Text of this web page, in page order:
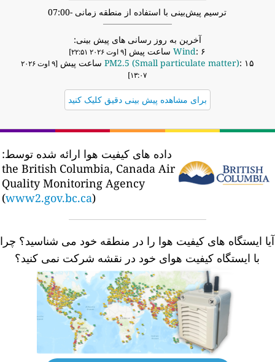
ترسیم پیش‌بینی با استفاده از منطقه زمانی -07:00
آخرین به روز رسانی های پیش بینی:
Wind : ۶ ساعت پیش [۹ اوت ۲۰۲۶ ۲۲:۵۱]
PM2.5 (Small particulate matter) : ۱۵ ساعت پیش
[۹ اوت ۲۰۲۶
۱۳:۰۷]
برای مشاهده پیش بینی دقیق کلیک کنید
داده های کیفیت هوا ارائه شده توسط:
the British Columbia, Canada Air
Quality Monitoring Agency
(www2.gov.bc.ca)
ایستگاه های کیفیت هوا را در منطقه خود می شناسید؟ چرا
با ایستگاه کیفیت هوای خود در نقشه شرکت نمی کنید؟